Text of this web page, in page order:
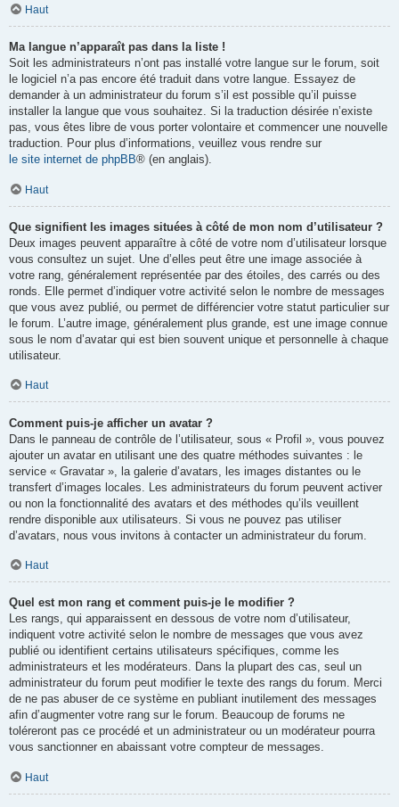
Haut
Ma langue n’apparaît pas dans la liste !
Soit les administrateurs n’ont pas installé votre langue sur le forum, soit
le logiciel n’a pas encore été traduit dans votre langue. Essayez de
demander à un administrateur du forum s’il est possible qu’il puisse
installer la langue que vous souhaitez. Si la traduction désirée n’existe
pas, vous êtes libre de vous porter volontaire et commencer une nouvelle
traduction. Pour plus d’informations, veuillez vous rendre sur
le site internet de phpBB® (en anglais).
Haut
Que signifient les images situées à côté de mon nom d’utilisateur ?
Deux images peuvent apparaître à côté de votre nom d’utilisateur lorsque
vous consultez un sujet. Une d’elles peut être une image associée à
votre rang, généralement représentée par des étoiles, des carrés ou des
ronds. Elle permet d’indiquer votre activité selon le nombre de messages
que vous avez publié, ou permet de différencier votre statut particulier sur
le forum. L’autre image, généralement plus grande, est une image connue
sous le nom d’avatar qui est bien souvent unique et personnelle à chaque
utilisateur.
Haut
Comment puis-je afficher un avatar ?
Dans le panneau de contrôle de l’utilisateur, sous « Profil », vous pouvez
ajouter un avatar en utilisant une des quatre méthodes suivantes : le
service « Gravatar », la galerie d’avatars, les images distantes ou le
transfert d’images locales. Les administrateurs du forum peuvent activer
ou non la fonctionnalité des avatars et des méthodes qu’ils veuillent
rendre disponible aux utilisateurs. Si vous ne pouvez pas utiliser
d’avatars, nous vous invitons à contacter un administrateur du forum.
Haut
Quel est mon rang et comment puis-je le modifier ?
Les rangs, qui apparaissent en dessous de votre nom d’utilisateur,
indiquent votre activité selon le nombre de messages que vous avez
publié ou identifient certains utilisateurs spécifiques, comme les
administrateurs et les modérateurs. Dans la plupart des cas, seul un
administrateur du forum peut modifier le texte des rangs du forum. Merci
de ne pas abuser de ce système en publiant inutilement des messages
afin d’augmenter votre rang sur le forum. Beaucoup de forums ne
toléreront pas ce procédé et un administrateur ou un modérateur pourra
vous sanctionner en abaissant votre compteur de messages.
Haut